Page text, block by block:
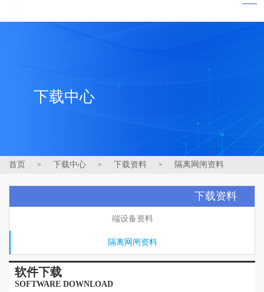
下载中心
首页 > 下载中心 > 下载资料 > 隔离网闸资料
下载资料
端设备资料
隔离网闸资料
软件下载
SOFTWARE DOWNLOAD